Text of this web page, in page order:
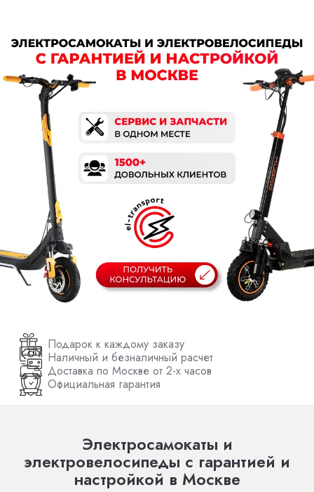
Подарок к каждому заказу
Наличный и безналичный расчет
Доставка по Москве от 2-х часов
Официальная гарантия
Электросамокаты и
электровелосипеды с гарантией и
настройкой в Москве